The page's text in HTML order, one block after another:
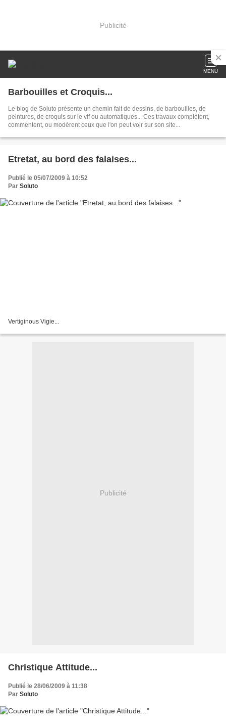
Publicité
MENU
Barbouilles et Croquis...
Le blog de Soluto présente un chemin fait de dessins, de barbouilles, de
peintures, de croquis sur le vif ou automatiques... Ces travaux complètent,
commentent, ou modèrent ceux que l'on peut voir sur son site...
Etretat, au bord des falaises...
Publié le 05/07/2009 à 10:52
Par Soluto
Vertiginous Vigie...
Publicité
Christique Attitude...
Publié le 28/06/2009 à 11:38
Par Soluto